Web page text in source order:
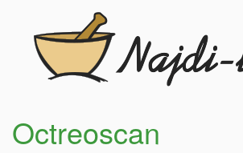
Octreoscan